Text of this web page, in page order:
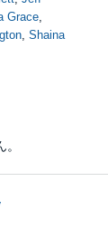
Grace,
,Shaina